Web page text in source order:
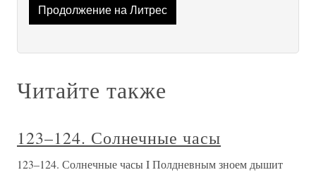
Продолжение на Литрес
Читайте также
123–124. Солнечные часы
123–124. Солнечные часы I Полдневным зноем дышит